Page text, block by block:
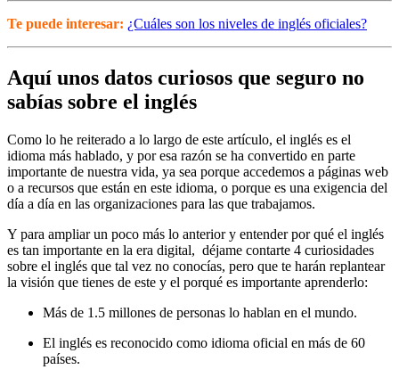
Te puede interesar: ¿Cuáles son los niveles de inglés oficiales?
Aquí unos datos curiosos que seguro no
sabías sobre el inglés
Como lo he reiterado a lo largo de este artículo, el inglés es el
idioma más hablado, y por esa razón se ha convertido en parte
importante de nuestra vida, ya sea porque accedemos a páginas web
o a recursos que están en este idioma, o porque es una exigencia del
día a día en las organizaciones para las que trabajamos.
Y para ampliar un poco más lo anterior y entender por qué el inglés
es tan importante en la era digital, déjame contarte 4 curiosidades
sobre el inglés que tal vez no conocías, pero que te harán replantear
la visión que tienes de este y el porqué es importante aprenderlo:
Más de 1.5 millones de personas lo hablan en el mundo.
El inglés es reconocido como idioma oficial en más de 60
países.